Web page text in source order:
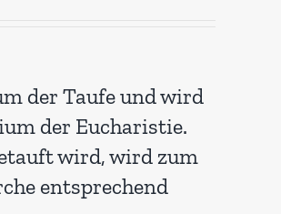
der Taufe und wird
der Eucharistie.
wird, wird zum
entsprechend